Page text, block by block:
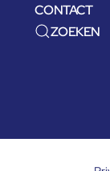
CONTACT
ZOEKEN